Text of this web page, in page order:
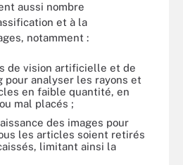
aussi nombre
et à la
notamment :
de vision artificielle et de
pour analyser les rayons et
en faible quantité, en
mal placés ;
des images pour
les articles soient retirés
limitant ainsi la